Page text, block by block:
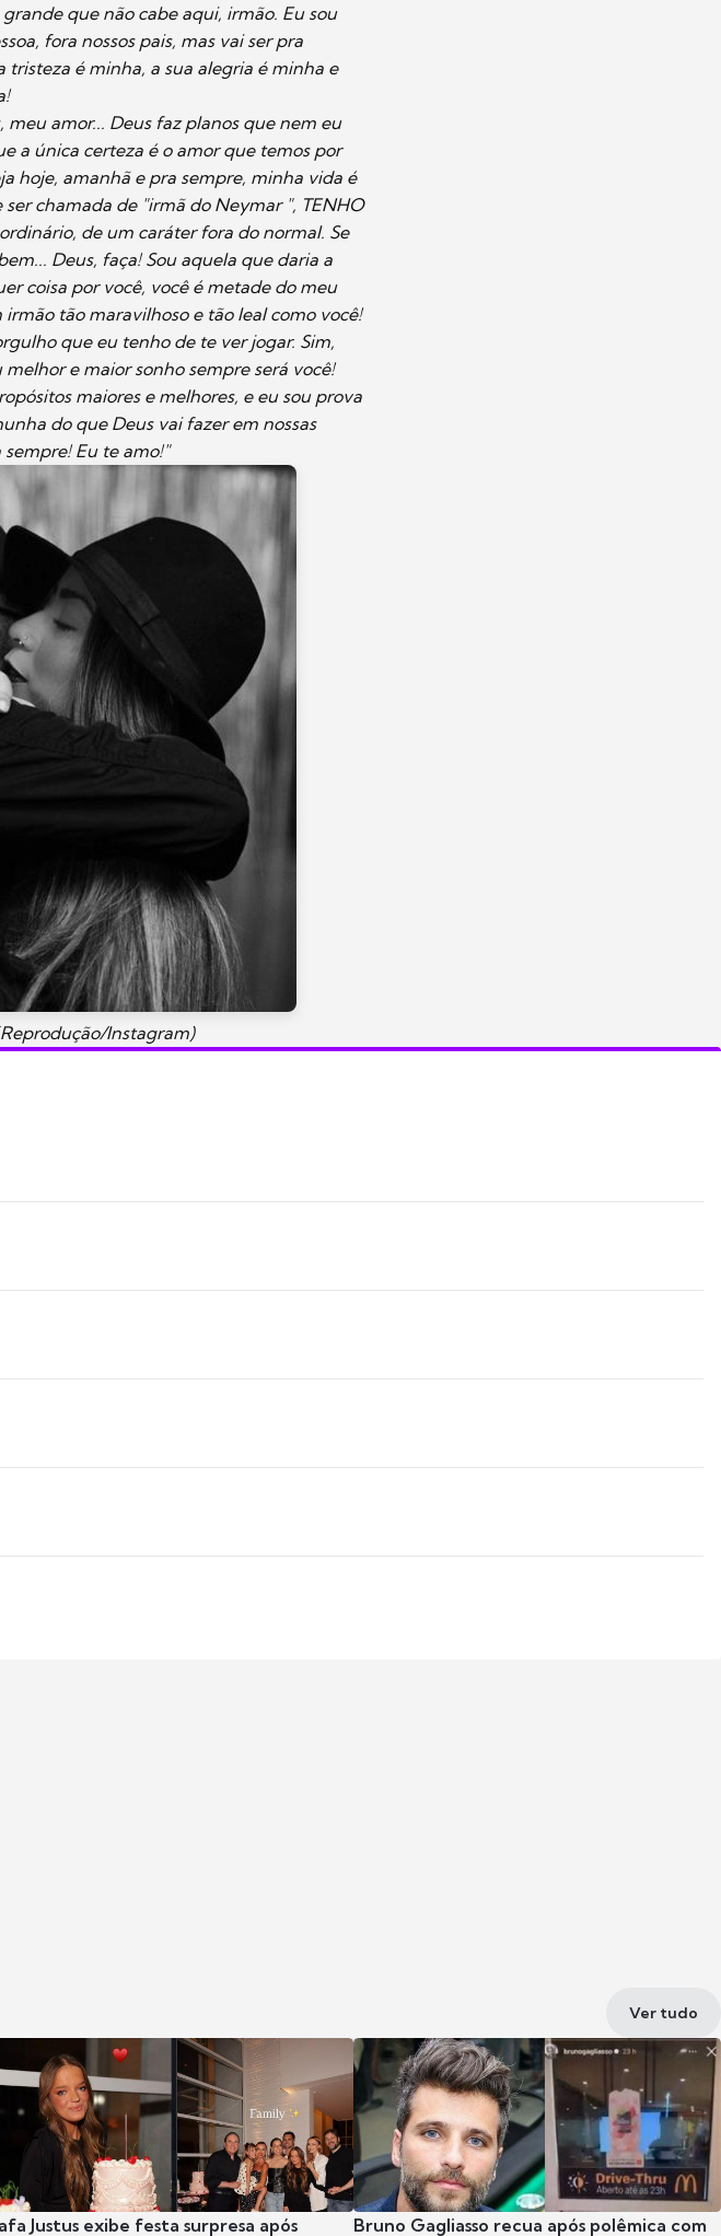
que não cabe aqui, irmão. Eu sou
fora nossos pais, mas vai ser pra
tristeza é minha, a sua alegria é minha e
amor... Deus faz planos que nem eu
a única certeza é o amor que temos por
hoje, amanhã e pra sempre, minha vida é
chamada de "irmã do Neymar ", TENHO
de um caráter fora do normal. Se
Deus, faça! Sou aquela que daria a
coisa por você, você é metade do meu
tão maravilhoso e tão leal como você!
que eu tenho de te ver jogar. Sim,
e maior sonho sempre será você!
maiores e melhores, e eu sou prova
do que Deus vai fazer em nossas
Eu te amo!"
Instagram)
Ver tudo
Justus exibe festa surpresa após Bruno Gagliasso recua após polêmica com